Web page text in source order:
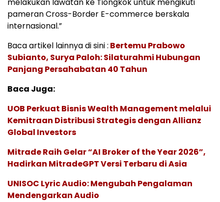
melakukan lawatan ke Tiongkok untuk mengikuti
pameran Cross-Border E-commerce berskala
internasional.”
Baca artikel lainnya di sini : Bertemu Prabowo
Subianto, Surya Paloh: Silaturahmi Hubungan
Panjang Persahabatan 40 Tahun
Baca Juga:
UOB Perkuat Bisnis Wealth Management melalui
Kemitraan Distribusi Strategis dengan Allianz
Global Investors
Mitrade Raih Gelar “AI Broker of the Year 2026”,
Hadirkan MitradeGPT Versi Terbaru di Asia
UNISOC Lyric Audio: Mengubah Pengalaman
Mendengarkan Audio